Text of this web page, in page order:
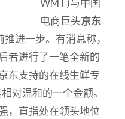
WMT)与中国
电商巨头京东
进一步。有消息称，
者进行了一笔全新的
东支持的在线生鲜专
对温和的一个金额。
，直指处在领头地位